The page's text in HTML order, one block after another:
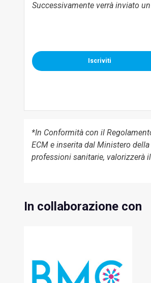
Successivamente verrà inviato
Iscriviti
*In Conformità con il
ECM e inserita dal Ministero
professioni sanitarie, valorizzerà
In collaborazione con